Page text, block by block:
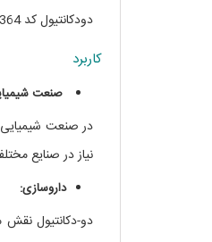
دودکانتیول کد 471364
کاربرد
صنعت
در صنعت شیمیایی،
نیاز در صنایع
داروسازی:
دو-دکانتیول